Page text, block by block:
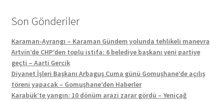
Son Gönderiler
Karaman-Ayrangı – Karaman Gündem yolunda tehlikeli manevra
Artvin’de CHP’den toplu istifa: 6 belediye başkanı yeni partiye
geçti – Aarti Gercik
Diyanet İşleri Başkanı Arbaguş Cuma günü Gomuşhane’de açılış
töreni yapacak – Gomuşhane’den Haberler
Karabük’te yangın: 10 dönüm arazi zarar gördü – Yeniçağ